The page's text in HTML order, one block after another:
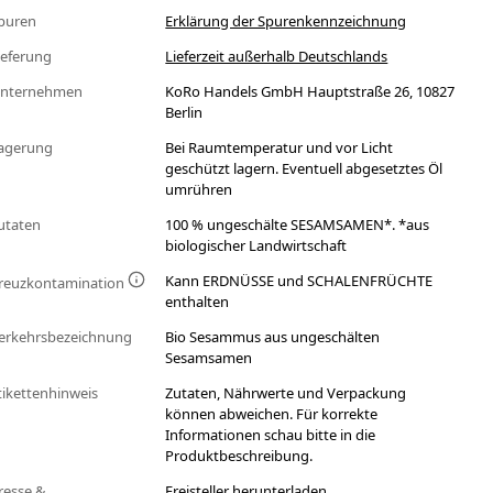
Erklärung der Spurenkennzeichnung
Lieferzeit außerhalb Deutschlands
KoRo Handels GmbH Hauptstraße 26, 10827
Berlin
Bei Raumtemperatur und vor Licht
geschützt lagern. Eventuell abgesetztes Öl
umrühren
100 % ungeschälte SESAMSAMEN*. *aus
biologischer Landwirtschaft
Kann ERDNÜSSE und SCHALENFRÜCHTE
enthalten
Bio Sesammus aus ungeschälten
Sesamsamen
Zutaten, Nährwerte und Verpackung
können abweichen. Für korrekte
Informationen schau bitte in die
Produktbeschreibung.